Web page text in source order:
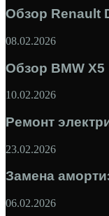
Обзор Renault
08.02.2026
Обзор BMW X5
10.02.2026
Ремонт
23.02.2026
Замена
06.02.2026